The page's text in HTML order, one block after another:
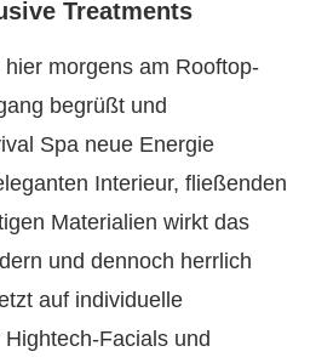
Treatments
morgens am Rooftop-
begrüßt und
Spa neue Energie
Interieur, fließenden
Materialien wirkt das
und dennoch herrlich
auf individuelle
Facials und